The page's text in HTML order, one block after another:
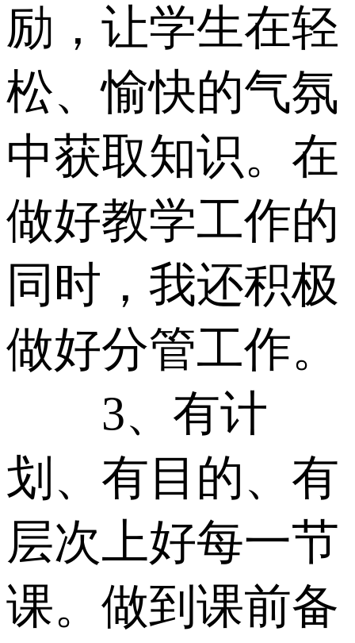
励，让学生在轻
松、愉快的气氛
中获取知识。在
做好教学工作的
同时，我还积极
做好分管工作。
3、有计
划、有目的、有
层次上好每一节
课。做到课前备